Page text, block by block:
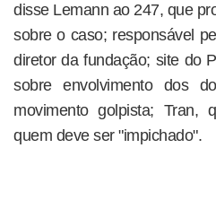
disse Lemann ao 247, que
sobre o caso; responsável
diretor da fundação; site do
sobre envolvimento dos
movimento golpista; Tran,
quem deve ser "impichado".